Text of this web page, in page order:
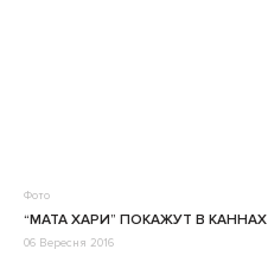
Фото
“МАТА ХАРИ” ПОКАЖУТ В КАННАХ
06 Вересня 2016